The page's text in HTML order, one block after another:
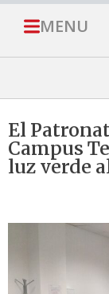
MENU
El
Campus
luz verde